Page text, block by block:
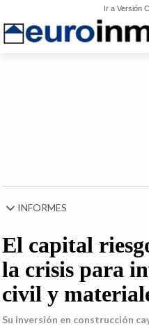
Ir a Versión
INFORMES
El capital
la crisis para
civil y
Su inversión en construcción